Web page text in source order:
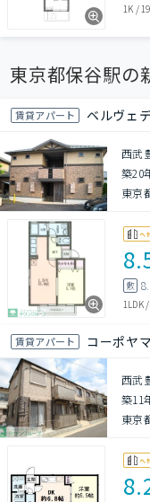
1K /
東京都保谷駅の
賃貸アパート ベルヴェ
西武
築20
東京
敷
1LDK
賃貸アパート コーポヤ
西武
築11
東京